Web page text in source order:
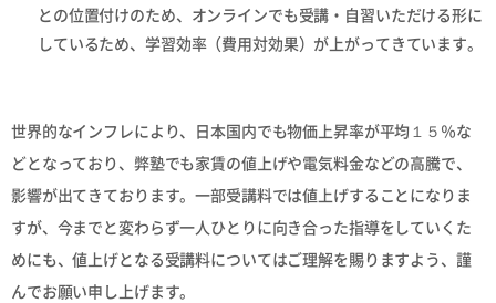
との位置付けのため、オンラインでも受講・自習いただける形に
しているため、学習効率（費用対効果）が上がってきています。
世界的なインフレにより、日本国内でも物価上昇率が平均１５％な
どとなっており、弊塾でも家賃の値上げや電気料金などの高騰で、
影響が出てきております。一部受講料では値上げすることになりま
すが、今までと変わらず一人ひとりに向き合った指導をしていくた
めにも、値上げとなる受講料についてはご理解を賜りますよう、謹
んでお願い申し上げます。